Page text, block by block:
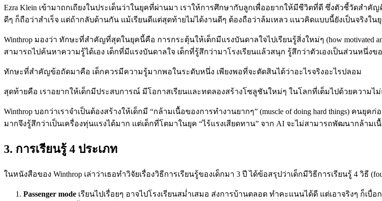
Ezra Klein เข้ามาถกเถียงในประเด็นว่าในยุคที่ผ่านมา เราให้การศึกษากับลูกเพื่ออยากให้มีชีวิตที่ดี ซึ่งตัวชี้วัดสำคัญ
ดีๆ ก็ถือว่าสำเร็จ แต่ถ้ากลับด้านกัน แม้เรียนดีแต่สุดท้ายไม่ได้งานดีๆ ต้องถือว่าล้มเหลว แนวคิดแบบนี้ยังเป็นจริงใ
Winthrop มองว่า ทักษะที่สำคัญที่สุดในยุคนี้คือ การกระตุ้นให้เด็กมีแรงบันดาลใจไปเรียนรู้สิ่งใหม่ๆ (how motivated and
สามารถไปค้นหาความรู้ได้เอง เด็กที่มีแรงบันดาลใจ เด็กที่รู้สึกว่ามาโรงเรียนแล้วสนุก รู้สึกว่าตัวเองเป็นส่วนหนึ่ง
ทักษะที่สำคัญข้อถัดมาคือ เด็กควรมีความรู้มากพอในระดับหนึ่ง เพียงพอที่จะตัดสินได้ว่าอะไรจริงอะไรปลอม
สุดท้ายคือ เราอยากให้เด็กมีประสบการณ์ มีโอกาสเรียนและทดลองสร้างโซลูชันใหม่ๆ ในโลกที่เต็มไปด้วยความ
Winthrop บอกว่าเราจำเป็นต้องสร้างให้เด็กมี “กล้ามเนื้อของการทำงานยากๆ” (muscle of doing hard things) ค
มากจึงรู้สึกว่าเป็นเครื่องทุ่นแรงได้มาก แต่เด็กที่โตมาในยุค “ไร้แรงเสียดทาน” จาก AI จะไม่สามารถพัฒนากล้ามเ
3. การเรียนรู้ 4 ประเภท
ในหนังสือของ Winthrop เล่าว่าเธอทำวิจัยเรื่องวิธีการเรียนรู้ของเด็กมา 3 ปี ได้ข้อสรุปว่าเด็กมีวิธีการเรียนรู้ 4 วิธี (four
Passenger mode เรียนไปเรื่อยๆ อาจไปโรงเรียนสม่ำเสมอ ส่งการบ้านตลอด ทำคะแนนได้ดี แต่เอาจริงๆ ก็เบื่อ